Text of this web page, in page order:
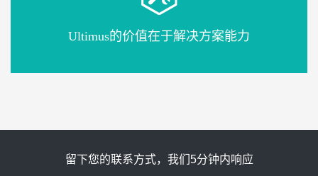
Ultimus的价值在于解决方案能力
留下您的联系方式，我们5分钟内响应